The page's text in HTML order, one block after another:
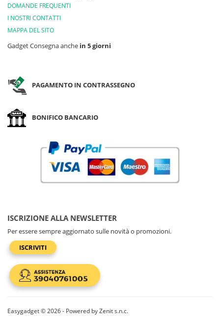
DOMANDE FREQUENTI
I NOSTRI CONTATTI
MAPPA DEL SITO
Gadget Consegna anche in 5 giorni
PAGAMENTO IN CONTRASSEGNO
BONIFICO BANCARIO
ISCRIZIONE ALLA NEWSLETTER
Per essere sempre aggiornato sulle novità o promozioni.
ISCRIVITI
Easygadget © 2026 - Powered by Zenit s.n.c.